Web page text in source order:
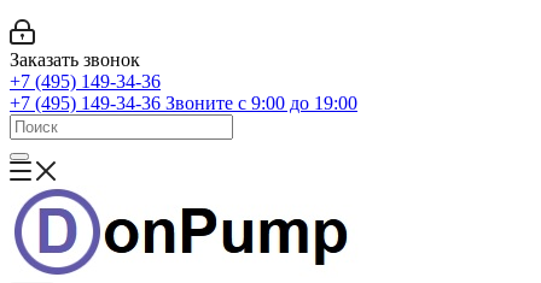
Заказать звонок
+7 (495) 149-34-36
+7 (495) 149-34-36 Звоните с 9:00 до 19:00